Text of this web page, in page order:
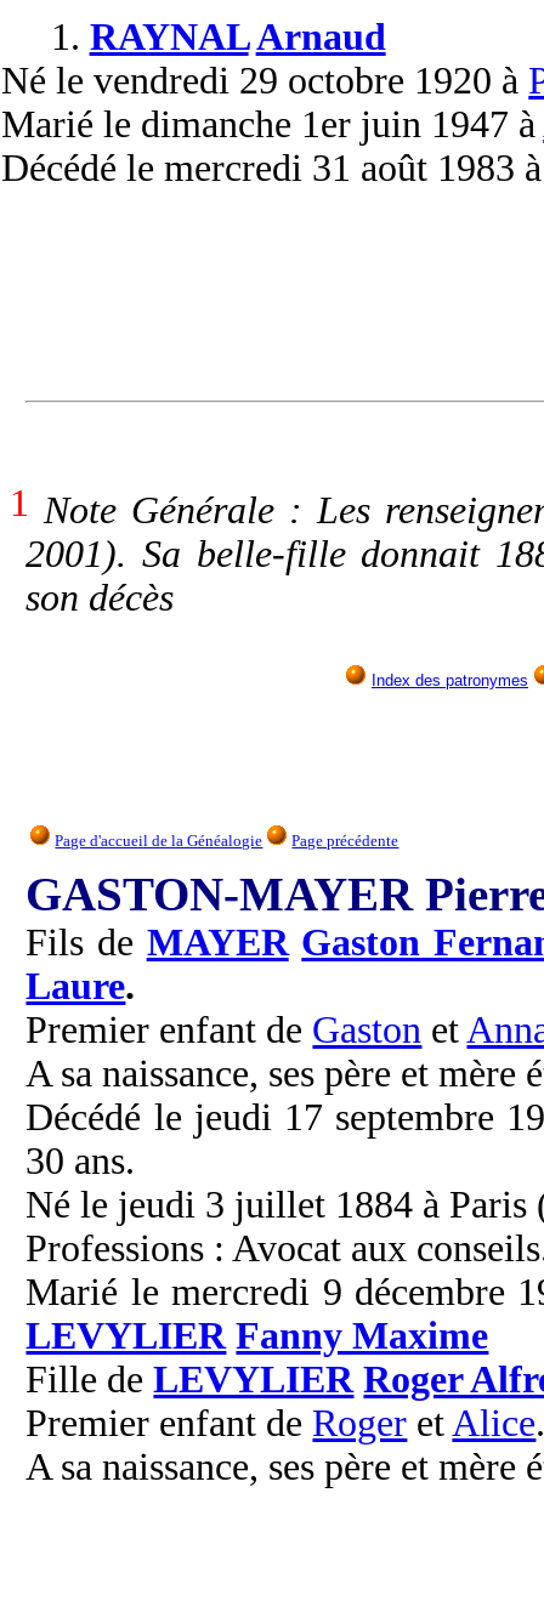
1. RAYNALArnaud
Né le vendredi 29 octobre 1920 à
Marié le dimanche 1er juin 1947 à
Décédé le mercredi 31 août 1983
1 Note Générale : Les
2001). Sa belle-fille donnait
son décès
Index des patronymes
Page d'accueil de la Généalogie Page précédente
GASTON-MAYER
Fils de MAYER Gaston
Laure.
Premier enfant de Gaston et
A sa naissance, ses père et mère
Décédé le jeudi 17 septembre
30 ans.
Né le jeudi 3 juillet 1884 à Paris
Professions : Avocat aux
Marié le mercredi 9 décembre
LEVYLIER Fanny Maxime
Fille deLEVYLIER Roger
Premier enfant de Roger etAlice
A sa naissance, ses père et mère